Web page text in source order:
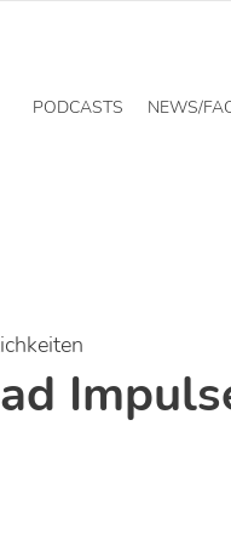
PODCASTS NEWS/